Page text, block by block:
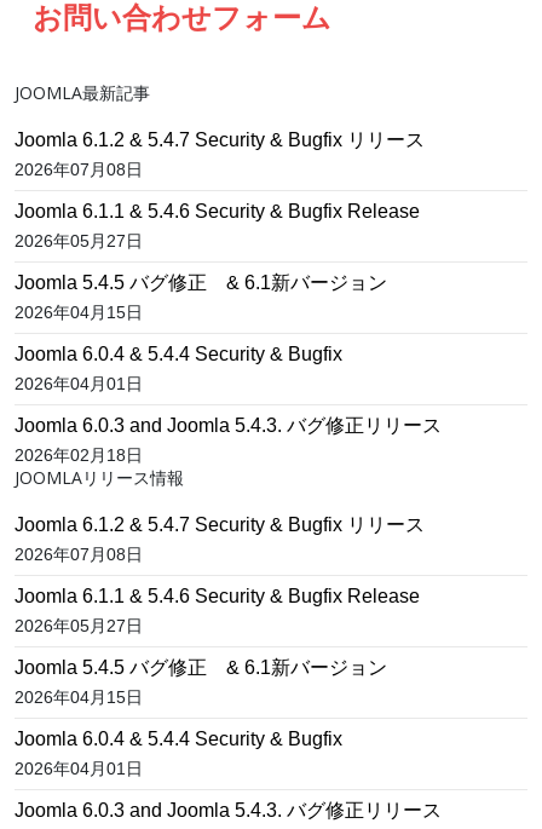
お問い合わせフォーム
JOOMLA最新記事
Joomla 6.1.2 & 5.4.7 Security & Bugfix リリース
2026年07月08日
Joomla 6.1.1 & 5.4.6 Security & Bugfix Release
2026年05月27日
Joomla 5.4.5 バグ修正 & 6.1新バージョン
2026年04月15日
Joomla 6.0.4 & 5.4.4 Security & Bugfix
2026年04月01日
Joomla 6.0.3 and Joomla 5.4.3. バグ修正リリース
2026年02月18日
JOOMLAリリース情報
Joomla 6.1.2 & 5.4.7 Security & Bugfix リリース
2026年07月08日
Joomla 6.1.1 & 5.4.6 Security & Bugfix Release
2026年05月27日
Joomla 5.4.5 バグ修正 & 6.1新バージョン
2026年04月15日
Joomla 6.0.4 & 5.4.4 Security & Bugfix
2026年04月01日
Joomla 6.0.3 and Joomla 5.4.3. バグ修正リリース